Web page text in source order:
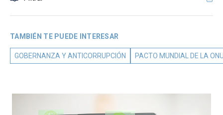
TAMBIÉN TE PUEDE INTERESAR
GOBERNANZA Y ANTICORRUPCIÓN PACTO MUNDIAL DE LA